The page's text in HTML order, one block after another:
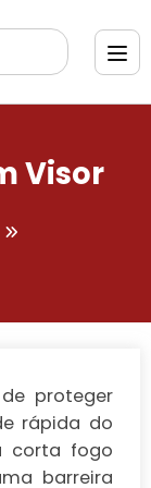
Visor
proteger
rápida do
corta fogo
barreira